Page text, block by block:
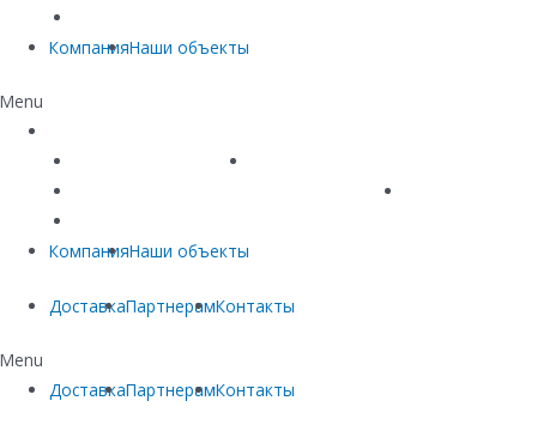
КомпанияНаши объекты
Menu
Линейный водоотвод
Материалы защиты и укрепления грунта
КомпанияНаши объекты
ДоставкаПартнерамКонтакты
Menu
ДоставкаПартнерамКонтакты